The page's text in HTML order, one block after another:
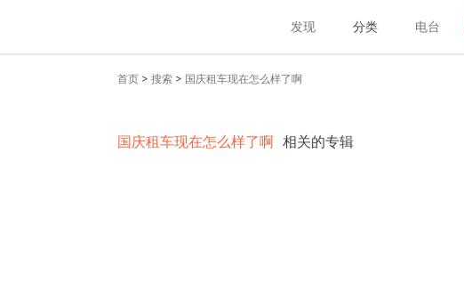
发现 分类 电台
首页 > 搜索 > 国庆租车现在怎么样了啊
国庆租车现在怎么样了啊 相关的专辑